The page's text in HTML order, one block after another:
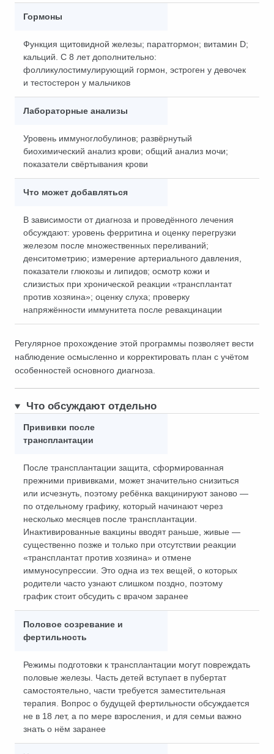
Гормоны
Функция щитовидной железы; паратгормон; витамин D;
кальций. С 8 лет дополнительно:
фолликулостимулирующий гормон, эстроген у девочек
и тестостерон у мальчиков
Лабораторные анализы
Уровень иммуноглобулинов; развёрнутый
биохимический анализ крови; общий анализ мочи;
показатели свёртывания крови
Что может добавляться
В зависимости от диагноза и проведённого лечения
обсуждают: уровень ферритина и оценку перегрузки
железом после множественных переливаний;
денситометрию; измерение артериального давления,
показатели глюкозы и липидов; осмотр кожи и
слизистых при хронической реакции «трансплантат
против хозяина»; оценку слуха; проверку
напряжённости иммунитета после ревакцинации
Регулярное прохождение этой программы позволяет вести
наблюдение осмысленно и корректировать план с учётом
особенностей основного диагноза.
Что обсуждают отдельно
Прививки после
трансплантации
После трансплантации защита, сформированная
прежними прививками, может значительно снизиться
или исчезнуть, поэтому ребёнка вакцинируют заново —
по отдельному графику, который начинают через
несколько месяцев после трансплантации.
Инактивированные вакцины вводят раньше, живые —
существенно позже и только при отсутствии реакции
«трансплантат против хозяина» и отмене
иммуносупрессии. Это одна из тех вещей, о которых
родители часто узнают слишком поздно, поэтому
график стоит обсудить с врачом заранее
Половое созревание и
фертильность
Режимы подготовки к трансплантации могут повреждать
половые железы. Часть детей вступает в пубертат
самостоятельно, части требуется заместительная
терапия. Вопрос о будущей фертильности обсуждается
не в 18 лет, а по мере взросления, и для семьи важно
знать о нём заранее